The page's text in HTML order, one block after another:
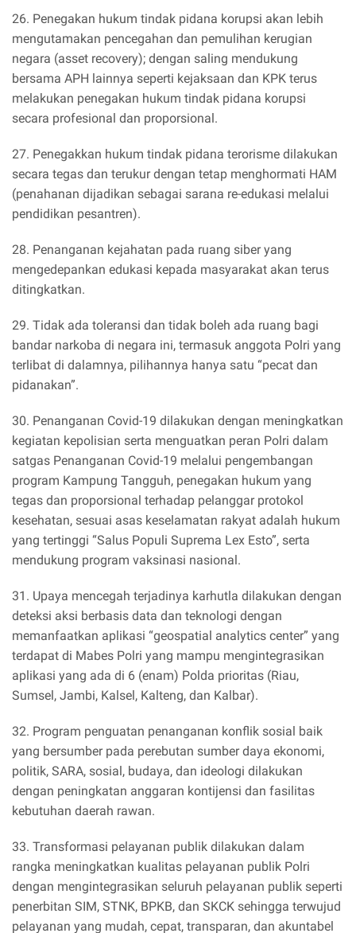
26. Penegakan hukum tindak pidana korupsi akan lebih
mengutamakan pencegahan dan pemulihan kerugian
negara (asset recovery); dengan saling mendukung
bersama APH lainnya seperti kejaksaan dan KPK terus
melakukan penegakan hukum tindak pidana korupsi
secara profesional dan proporsional.
27. Penegakkan hukum tindak pidana terorisme dilakukan
secara tegas dan terukur dengan tetap menghormati HAM
(penahanan dijadikan sebagai sarana re-edukasi melalui
pendidikan pesantren).
28. Penanganan kejahatan pada ruang siber yang
mengedepankan edukasi kepada masyarakat akan terus
ditingkatkan.
29. Tidak ada toleransi dan tidak boleh ada ruang bagi
bandar narkoba di negara ini, termasuk anggota Polri yang
terlibat di dalamnya, pilihannya hanya satu “pecat dan
pidanakan”.
30. Penanganan Covid-19 dilakukan dengan meningkatkan
kegiatan kepolisian serta menguatkan peran Polri dalam
satgas Penanganan Covid-19 melalui pengembangan
program Kampung Tangguh, penegakan hukum yang
tegas dan proporsional terhadap pelanggar protokol
kesehatan, sesuai asas keselamatan rakyat adalah hukum
yang tertinggi “Salus Populi Suprema Lex Esto”, serta
mendukung program vaksinasi nasional.
31. Upaya mencegah terjadinya karhutla dilakukan dengan
deteksi aksi berbasis data dan teknologi dengan
memanfaatkan aplikasi “geospatial analytics center” yang
terdapat di Mabes Polri yang mampu mengintegrasikan
aplikasi yang ada di 6 (enam) Polda prioritas (Riau,
Sumsel, Jambi, Kalsel, Kalteng, dan Kalbar).
32. Program penguatan penanganan konflik sosial baik
yang bersumber pada perebutan sumber daya ekonomi,
politik, SARA, sosial, budaya, dan ideologi dilakukan
dengan peningkatan anggaran kontijensi dan fasilitas
kebutuhan daerah rawan.
33. Transformasi pelayanan publik dilakukan dalam
rangka meningkatkan kualitas pelayanan publik Polri
dengan mengintegrasikan seluruh pelayanan publik seperti
penerbitan SIM, STNK, BPKB, dan SKCK sehingga terwujud
pelayanan yang mudah, cepat, transparan, dan akuntabel